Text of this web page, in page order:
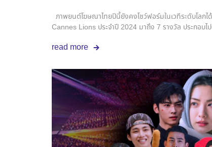
https://www.youtube.com/watch?v=iKsT8HXSfPA
ภาพยนต์โฆษณาไทยปีนี้ยังคงโชว์ฟอร์มในเวทีระดับโลกไ
Cannes Lions ประจำปี 2024 มาถึง 7 รางวัล ประกอบ
กินใจแบบ emotional หรือตลกแบบจิกกัดเสียดสี ซึ่งถูกเรี
ของโฆษณาไทยไปแล้วก็ว่าได้ . และผลงานที่ไปคว้ารางวั
Awards : Gold Lion Title : WHAT THE FAST!
Agency : LEO BURNETT, Bangkok Production :
https://www.youtube.com/
SAMMAKORN NOT SANPAKORN Brand :
FRIENDS, Bangkok Production: Phenomena ลิ้ง
https://www.youtube.com/
BOXER Brand : COLGATE Agency
read more